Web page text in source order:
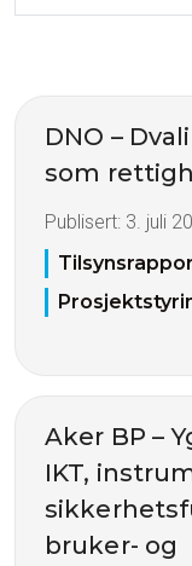
DNO –
som
Publisert: 3. juli
Aker BP –
IKT,
bruker- og